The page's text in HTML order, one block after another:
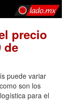
precio
de
puede variar
son los
para el